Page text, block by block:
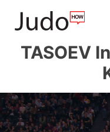
TASOEV